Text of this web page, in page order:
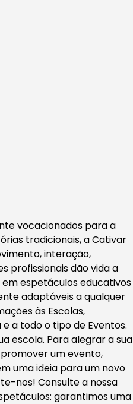
vocacionados para a
tradicionais, a Cativar
interação,
profissionais dão vida a
espetáculos educativos
adaptáveis a qualquer
às Escolas,
a todo o tipo de Eventos.
escola. Para alegrar a sua
promover um evento,
uma ideia para um novo
nos! Consulte a nossa
garantimos uma